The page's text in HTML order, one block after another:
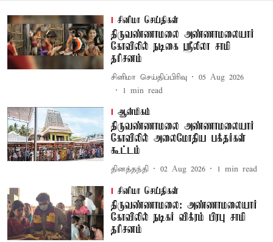
சினிமா செய்திகள்
திருவண்ணாமலை அண்ணாமலையார்
கோவிலில் நடிகை ஸ்ரீலீலா சாமி
தரிசனம்
சினிமா செய்திப்பிரிவு
05 Aug 2026
1 min read
ஆன்மிகம்
திருவண்ணாமலை அண்ணாமலையார்
கோவிலில் அலைமோதிய பக்தர்கள்
கூட்டம்
தினத்தந்தி 02 Aug 2026 1 min read
சினிமா செய்திகள்
திருவண்ணாமலை: அண்ணாமலையார்
கோவிலில் நடிகர் விக்ரம் பிரபு சாமி
தரிசனம்